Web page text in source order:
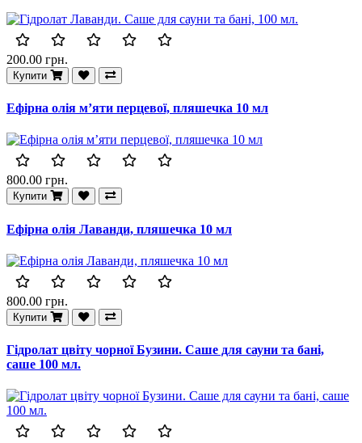
200.00 грн.
Купити
Ефірна олія м’яти перцевої, пляшечка 10 мл
800.00 грн.
Купити
Ефірна олія Лаванди, пляшечка 10 мл
800.00 грн.
Купити
Гідролат цвіту чорної Бузини. Саше для сауни та бані,
саше 100 мл.